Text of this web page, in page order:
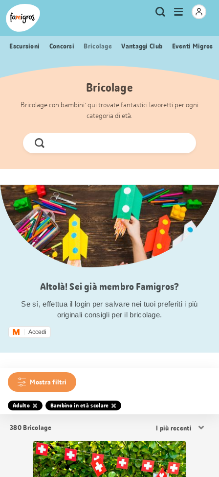
Navigazione
segnalibri
Header
Logo Metanavigazione
Ricerca
Apri
menu
Escursioni Concorsi Bricolage Vantaggi Club Eventi Migros
Bricolage
Bricolage con bambini: qui trovate fantastici lavoretti per ogni
categoria di età.
Cerca
ora
Altolà! Sei già membro Famigros?
Se sì, effettua il login per salvare nei tuoi preferiti i più
originali consigli per il bricolage.
Accedi
Mostra filtri
Adulto Bambino in età scolare
380 Bricolage
i
risultati